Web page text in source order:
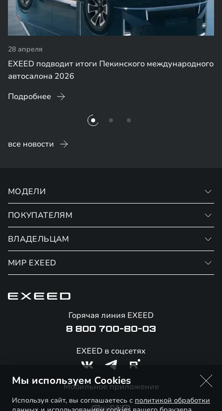
28 апреля
EXEED подводит итоги Пекинского международного
автосалона 2026
Подробнее
все новости
МОДЕЛИ
VX
RX
ПОКУПАТЕЛЯМ
Записаться на тест-драйв
Финансовые программы
Страхование
Калькулятор обмена / Trade-in
Специальные предложения
Корпоративным клиентам
Официальные дилеры
ВЛАДЕЛЬЦАМ
Записаться на сервис
Гарантия EXEED
Помощь на дорогах
МИР EXEED
Знаковые клиенты EXEED
Контакты
Горячая линия EXEED
8 800 700-80-03
EXEED в соцсетях
Мобильное приложение
Мы используем Cookies
Используя сайт, вы соглашаетесь с политикой обработки